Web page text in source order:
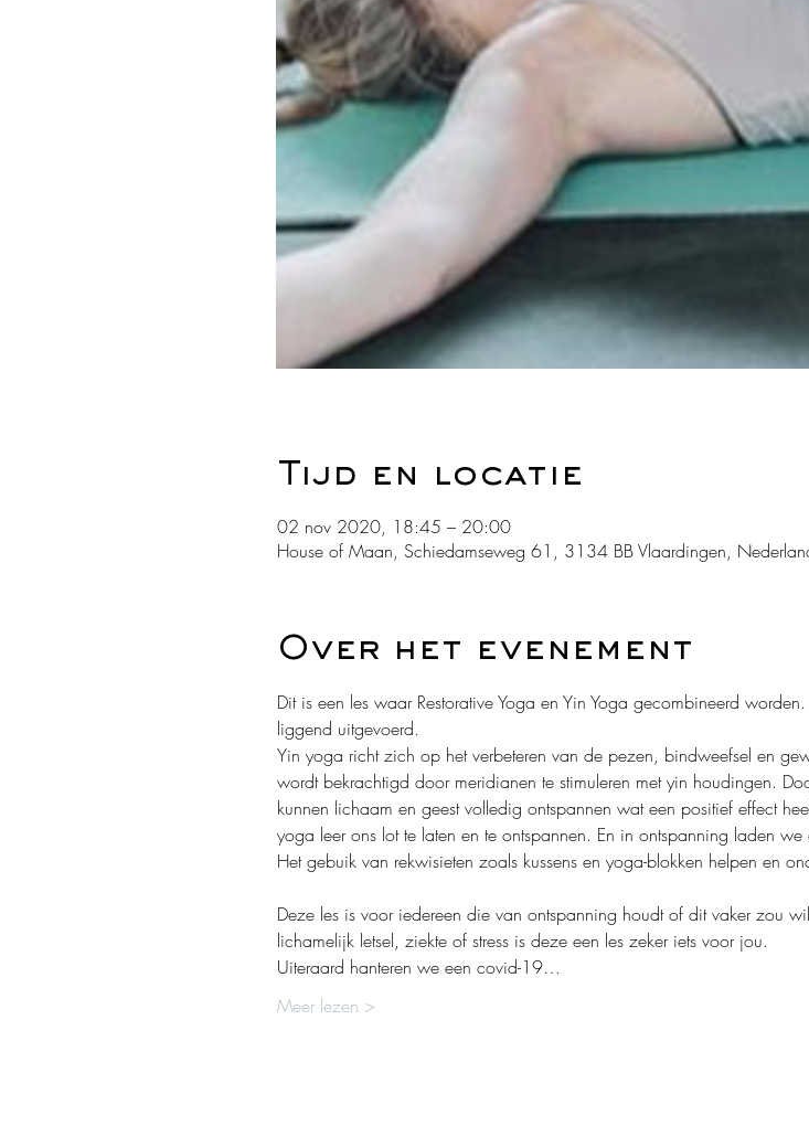
Tijd en locatie
02 nov 2020, 18:45 – 20:00
House of Maan, Schiedamseweg 61, 3134 BB Vlaardingen,
Over het evenement
Dit is een les waar Restorative Yoga en Yin Yoga gecombineerd
liggend uitgevoerd.
Yin yoga richt zich op het verbeteren van de pezen, bindweefsel en
wordt bekrachtigd door meridianen te stimuleren met yin houdingen.
kunnen lichaam en geest volledig ontspannen wat een positief effect
yoga leer ons lot te laten en te ontspannen. En in ontspanning laden
Het gebuik van rekwisieten zoals kussens en yoga-blokken helpen en
Deze les is voor iedereen die van ontspanning houdt of dit vaker zou
lichamelijk letsel, ziekte of stress is deze een les zeker iets voor jou.
Uiteraard hanteren we een covid-19…
Meer lezen >